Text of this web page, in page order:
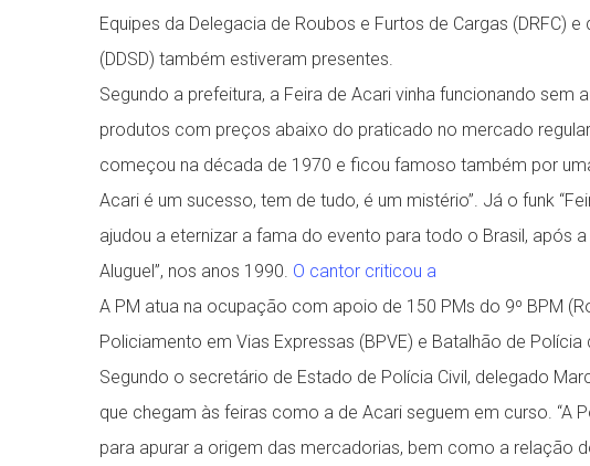
Equipes da Delegacia de Roubos e Furtos de Cargas (DRFC)
(DDSD) também estiveram presentes.
Segundo a prefeitura, a Feira de Acari vinha funcionando
produtos com preços abaixo do praticado no mercado
começou na década de 1970 e ficou famoso também por
Acari é um sucesso, tem de tudo, é um mistério”. Já o funk
ajudou a eternizar a fama do evento para todo o Brasil, após
Aluguel”, nos anos 1990. O cantor criticou a
A PM atua na ocupação com apoio de 150 PMs do 9º BPM
Policiamento em Vias Expressas (BPVE) e Batalhão de Polícia
Segundo o secretário de Estado de Polícia Civil, delegado
que chegam às feiras como a de Acari seguem em curso. “A
para apurar a origem das mercadorias, bem como a relação